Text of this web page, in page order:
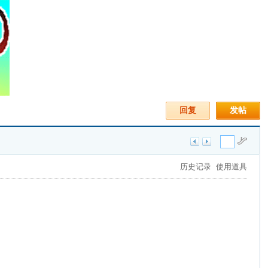
发帖
回复
历史记录 使用道具